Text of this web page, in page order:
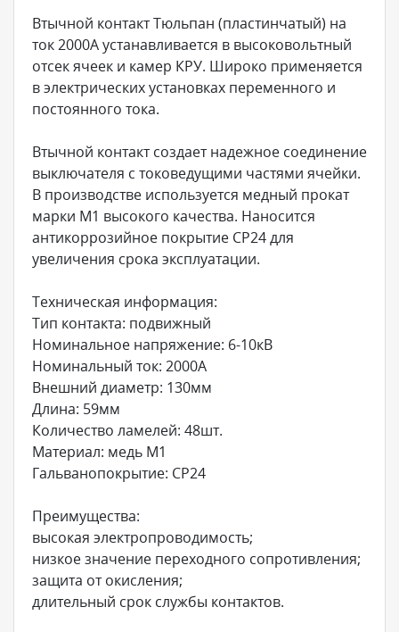
Втычной контакт Тюльпан (пластинчатый) на
ток 2000А устанавливается в высоковольтный
отсек ячеек и камер КРУ. Широко применяется
в электрических установках переменного и
постоянного тока.
Втычной контакт создает надежное соединение
выключателя с токоведущими частями ячейки.
В производстве используется медный прокат
марки М1 высокого качества. Наносится
антикоррозийное покрытие СР24 для
увеличения срока эксплуатации.
Техническая информация:
Тип контакта: подвижный
Номинальное напряжение: 6-10кВ
Номинальный ток: 2000А
Внешний диаметр: 130мм
Длина: 59мм
Количество ламелей: 48шт.
Материал: медь М1
Гальванопокрытие: СР24
Преимущества:
высокая электропроводимость;
низкое значение переходного сопротивления;
защита от окисления;
длительный срок службы контактов.